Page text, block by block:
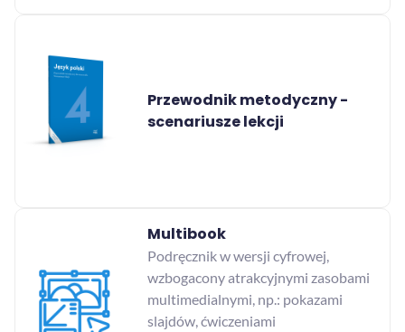
Przewodnik metodyczny -
scenariusze lekcji
Multibook
Podręcznik w wersji cyfrowej,
wzbogacony atrakcyjnymi zasobami
multimedialnymi, np.: pokazami
slajdów, ćwiczeniami